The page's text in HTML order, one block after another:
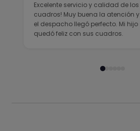
Excelente servicio y calidad de los
cuadros! Muy buena la atención y
el despacho llegó perfecto. Mi hijo
quedó feliz con sus cuadros.